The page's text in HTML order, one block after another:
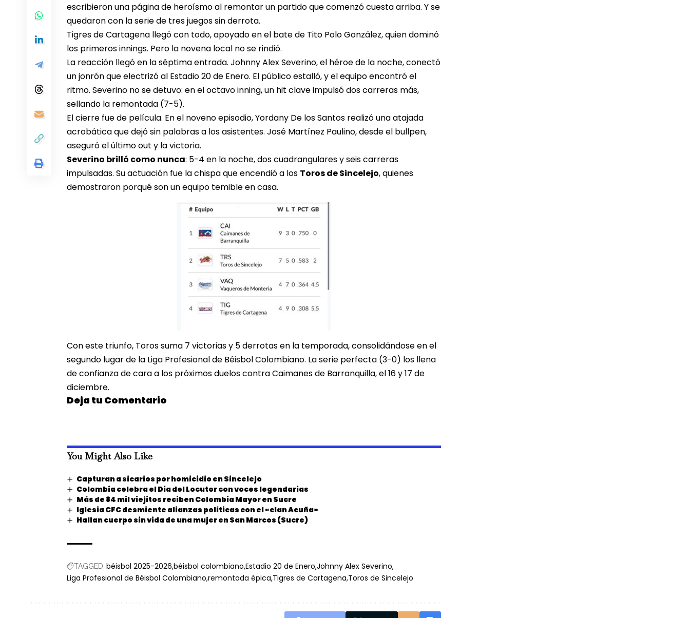
escribieron una página de heroísmo al remontar un partido que comenzó cuesta arriba. Y se
quedaron con la serie de tres juegos sin derrota.
Tigres de Cartagena llegó con todo, apoyado en el bate de Tito Polo González, quien dominó
los primeros innings. Pero la novena local no se rindió.
La reacción llegó en la séptima entrada. Johnny Alex Severino, el héroe de la noche, conectó
un jonrón que electrizó al Estadio 20 de Enero. El público estalló, y el equipo encontró el
ritmo. Severino no se detuvo: en el octavo inning, un hit clave impulsó dos carreras más,
sellando la remontada (7-5).
El cierre fue de película. En el noveno episodio, Yordany De los Santos realizó una atajada
acrobática que dejó sin palabras a los asistentes. José Martínez Paulino, desde el bullpen,
aseguró el último out y la victoria.
Severino brilló como nunca: 5-4 en la noche, dos cuadrangulares y seis carreras
impulsadas. Su actuación fue la chispa que encendió a los Toros de Sincelejo, quienes
demostraron porqué son un equipo temible en casa.
Con este triunfo, Toros suma 7 victorias y 5 derrotas en la temporada, consolidándose en el
segundo lugar de la Liga Profesional de Béisbol Colombiano. La serie perfecta (3-0) los llena
de confianza de cara a los próximos duelos contra Caimanes de Barranquilla, el 16 y 17 de
diciembre.
Deja tu Comentario
You Might Also Like
Capturan a sicarios por homicidio en Sincelejo
Colombia celebra el Día del Locutor con voces legendarias
Más de 84 mil viejitos reciben Colombia Mayor en Sucre
Iglesia CFC desmiente alianzas políticas con el «clan Acuña»
Hallan cuerpo sin vida de una mujer en San Marcos (Sucre)
TAGGED: béisbol 2025-2026 béisbol colombiano Estadio 20 de Enero Johnny Alex Severino
Liga Profesional de Béisbol Colombiano remontada épica Tigres de Cartagena Toros de Sincelejo